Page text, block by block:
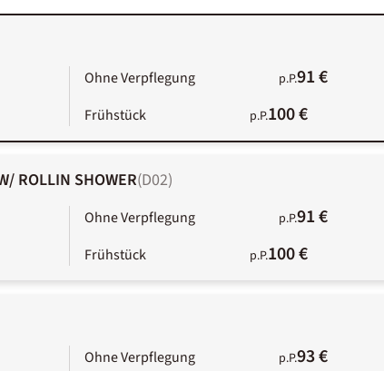
Ohne Verpflegung p.P.91 €
Frühstück p.P.100 €
ROLLIN SHOWER(D02)
Ohne Verpflegung p.P.91 €
Frühstück p.P.100 €
Ohne Verpflegung p.P.93 €